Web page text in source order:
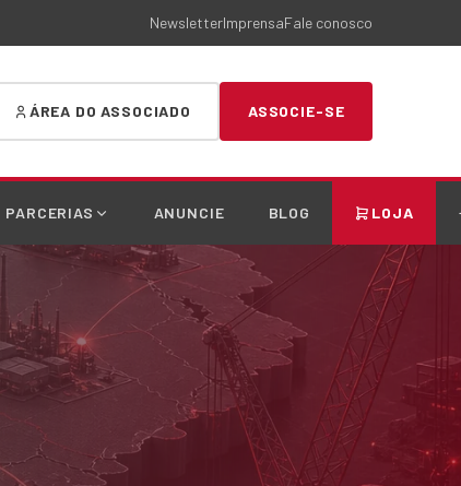
NewsletterImprensaFale conosco
ÁREA DO ASSOCIADO ASSOCIE-SE
PARCERIAS ANUNCIE BLOG LOJA